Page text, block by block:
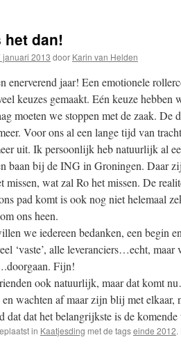
het dan!
januari 2013 door Karin van Helden
enerverend jaar! Een emotionele
keuzes gemaakt. Eén keuze hebben
moeten we stoppen met de zaak. De
Voor ons al een lange tijd van
uit. Ik persoonlijk heb natuurlijk al
baan bij de ING in Groningen. Daar
missen, wat zal Ro het missen. De
pad komt is ook nog niet helemaal
ons heen.
we iedereen bedanken, een begin
‘vaste’, alle leveranciers…echt,
Fijn!
ook natuurlijk, maar dat komt
wachten af maar zijn blij met
dat dat het belangrijkste is de
in Kaatjesding met de tagseinde 2012.